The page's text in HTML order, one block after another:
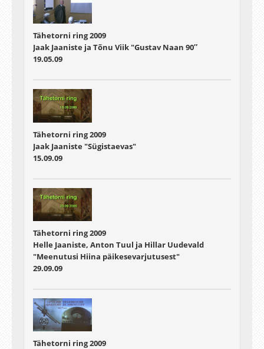
Tähetorni ring 2009
Jaak Jaaniste ja Tõnu Viik "Gustav Naan 90″
19.05.09
Tähetorni ring 2009
Jaak Jaaniste "Sügistaevas"
15.09.09
Tähetorni ring 2009
Helle Jaaniste, Anton Tuul ja Hillar Uudevald
"Meenutusi Hiina päikesevarjutusest"
29.09.09
Tähetorni ring 2009